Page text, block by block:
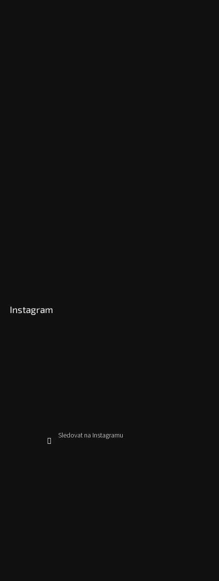
Instagram
Sledovat na Instagramu